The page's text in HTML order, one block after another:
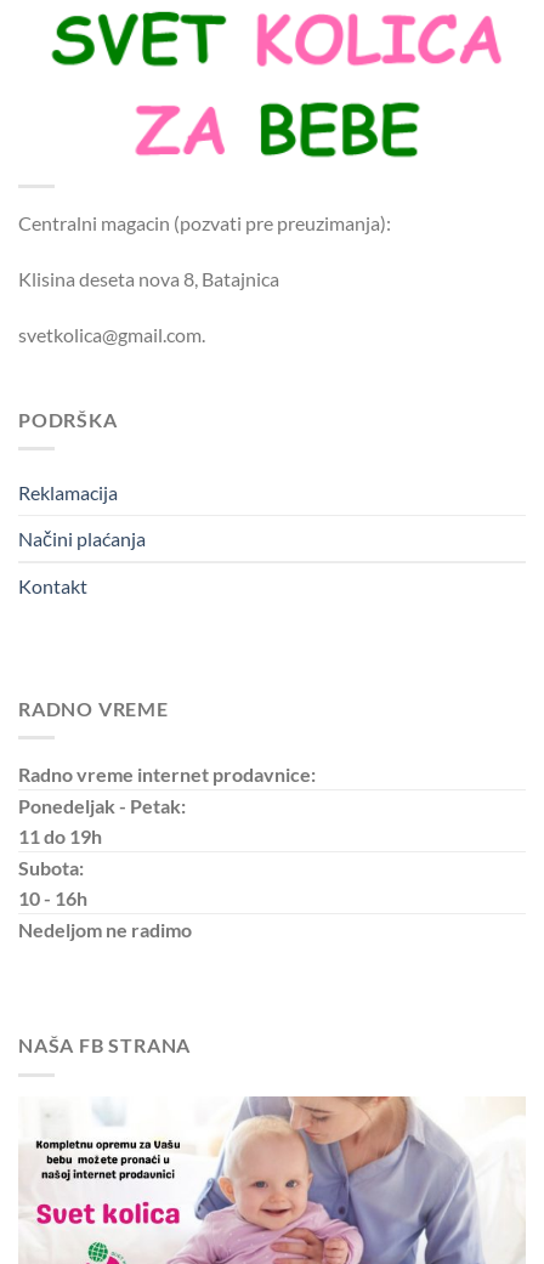
Centralni magacin (pozvati pre preuzimanja):
Klisina deseta nova 8, Batajnica
svetkolica@gmail.com.
PODRŠKA
Reklamacija
Načini plaćanja
Kontakt
RADNO VREME
Radno vreme internet prodavnice:
Ponedeljak - Petak:
11 do 19h
Subota:
10 - 16h
Nedeljom ne radimo
NAŠA FB STRANA